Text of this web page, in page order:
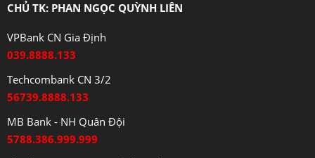
CHỦ TK: PHAN NGỌC QUỲNH LIÊN
VPBank CN Gia Định
039.8888.133
Techcombank CN 3/2
56739.8888.133
MB Bank - NH Quân Đội
5788.386.999.999